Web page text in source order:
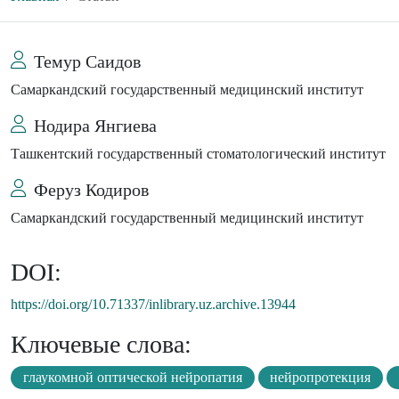
Темур Саидов
Самаркандский государственный медицинский институт
Нодира Янгиева
Ташкентский государственный стоматологический институт
Феруз Кодиров
Самаркандский государственный медицинский институт
DOI:
https://doi.org/10.71337/inlibrary.uz.archive.13944
Ключевые слова:
глаукомной оптической нейропатия нейропротекция